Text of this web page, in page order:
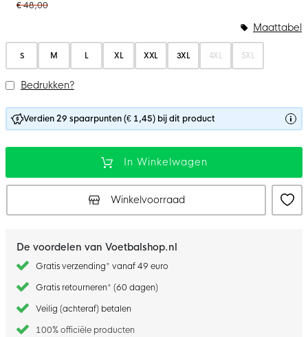
€ 48,00
S M L XL XXL 3XL 4XL 5XL
Maattabel
Bedrukken?
Verdien 29 spaarpunten (€ 1,45) bij dit product
In Winkelwagen
Winkelvoorraad
De voordelen van Voetbalshop.nl
Gratis verzending* vanaf 49 euro
Gratis retourneren* (60 dagen)
Veilig (achteraf) betalen
100% officiële producten